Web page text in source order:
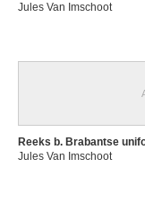
Jules Van Imschoot
Reeks b. Brabantse
Jules Van Imschoot